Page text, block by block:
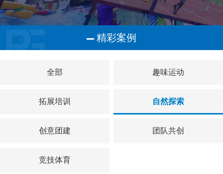
精彩案例
全部 趣味运动
拓展培训 自然探索
创意团建 团队共创
竞技体育